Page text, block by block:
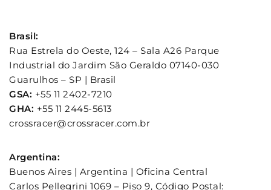
Brasil:
Rua Estrela do Oeste, 124 – Sala A26 Parque
Industrial do Jardim São Geraldo 07140-030
Guarulhos – SP | Brasil
GSA: +55 11 2402-7210
GHA: +55 11 2445-5613
crossracer@crossracer.com.br
Argentina:
Buenos Aires | Argentina | Oficina Central
Carlos Pellegrini 1069 – Piso 9, Código Postal: